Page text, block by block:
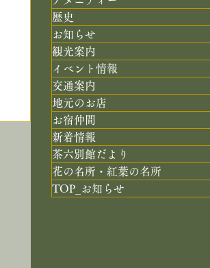
歴史
お知らせ
観光案内
イベント情報
交通案内
地元のお店
お宿仲間
新着情報
茶六別館だより
花の名所・紅葉の名所
TOP_お知らせ